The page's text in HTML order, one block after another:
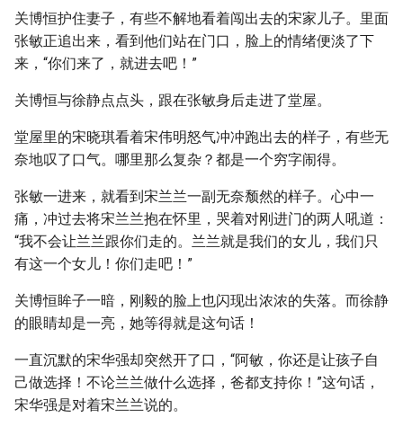
关博恒护住妻子，有些不解地看着闯出去的宋家儿子。里面
张敏正追出来，看到他们站在门口，脸上的情绪便淡了下
来，“你们来了，就进去吧！”
关博恒与徐静点点头，跟在张敏身后走进了堂屋。
堂屋里的宋晓琪看着宋伟明怒气冲冲跑出去的样子，有些无
奈地叹了口气。哪里那么复杂？都是一个穷字闹得。
张敏一进来，就看到宋兰兰一副无奈颓然的样子。心中一
痛，冲过去将宋兰兰抱在怀里，哭着对刚进门的两人吼道：
“我不会让兰兰跟你们走的。兰兰就是我们的女儿，我们只
有这一个女儿！你们走吧！”
关博恒眸子一暗，刚毅的脸上也闪现出浓浓的失落。而徐静
的眼睛却是一亮，她等得就是这句话！
一直沉默的宋华强却突然开了口，“阿敏，你还是让孩子自
己做选择！不论兰兰做什么选择，爸都支持你！”这句话，
宋华强是对着宋兰兰说的。